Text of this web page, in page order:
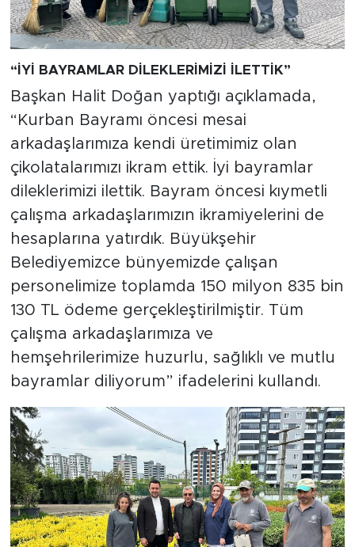
“İYİ BAYRAMLAR DİLEKLERİMİZİ İLETTİK”
Başkan Halit Doğan yaptığı açıklamada,
“Kurban Bayramı öncesi mesai
arkadaşlarımıza kendi üretimimiz olan
çikolatalarımızı ikram ettik. İyi bayramlar
dileklerimizi ilettik. Bayram öncesi kıymetli
çalışma arkadaşlarımızın ikramiyelerini de
hesaplarına yatırdık. Büyükşehir
Belediyemizce bünyemizde çalışan
personelimize toplamda 150 milyon 835 bin
130 TL ödeme gerçekleştirilmiştir. Tüm
çalışma arkadaşlarımıza ve
hemşehrilerimize huzurlu, sağlıklı ve mutlu
bayramlar diliyorum” ifadelerini kullandı.